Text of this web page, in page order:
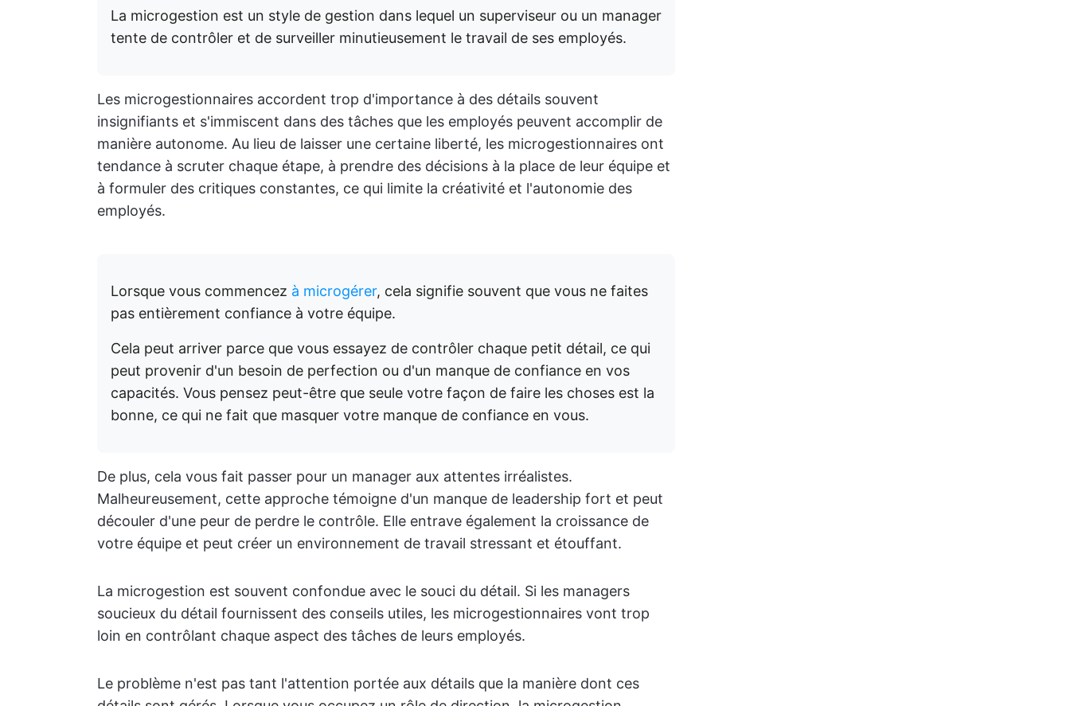
La microgestion est un style de gestion dans lequel un superviseur ou un manager
tente de contrôler et de surveiller minutieusement le travail de ses employés.
Les microgestionnaires accordent trop d'importance à des détails souvent
insignifiants et s'immiscent dans des tâches que les employés peuvent accomplir de
manière autonome. Au lieu de laisser une certaine liberté, les microgestionnaires ont
tendance à scruter chaque étape, à prendre des décisions à la place de leur équipe et
à formuler des critiques constantes, ce qui limite la créativité et l'autonomie des
employés.
Lorsque vous commencez à microgérer, cela signifie souvent que vous ne faites
pas entièrement confiance à votre équipe.
Cela peut arriver parce que vous essayez de contrôler chaque petit détail, ce qui
peut provenir d'un besoin de perfection ou d'un manque de confiance en vos
capacités. Vous pensez peut-être que seule votre façon de faire les choses est la
bonne, ce qui ne fait que masquer votre manque de confiance en vous.
De plus, cela vous fait passer pour un manager aux attentes irréalistes.
Malheureusement, cette approche témoigne d'un manque de leadership fort et peut
découler d'une peur de perdre le contrôle. Elle entrave également la croissance de
votre équipe et peut créer un environnement de travail stressant et étouffant.
La microgestion est souvent confondue avec le souci du détail. Si les managers
soucieux du détail fournissent des conseils utiles, les microgestionnaires vont trop
loin en contrôlant chaque aspect des tâches de leurs employés.
Le problème n'est pas tant l'attention portée aux détails que la manière dont ces